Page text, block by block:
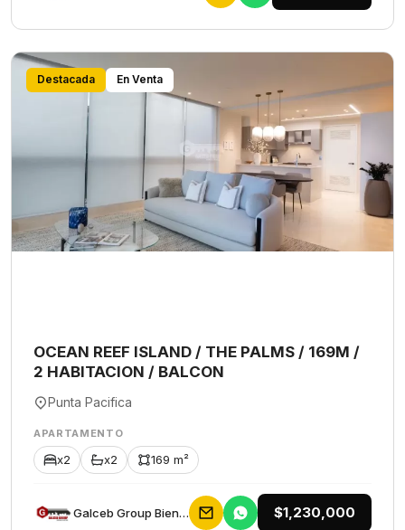
Destacada En Venta
OCEAN REEF ISLAND / THE PALMS / 169M /
2 HABITACION / BALCON
Punta Pacifica
APARTAMENTO
x2 x2 169 m²
Galceb Group Bienes Raices $1,230,000